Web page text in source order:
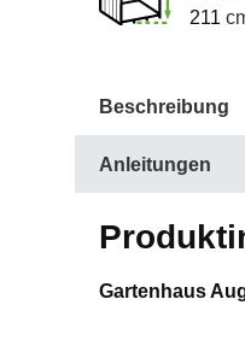
211
Beschreibung
Anleitungen
Gartenhaus